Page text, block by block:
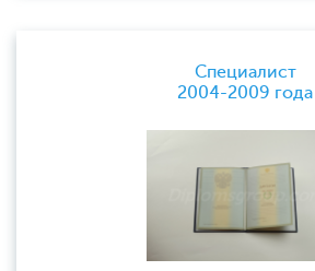
Специалист
2004-2009 года